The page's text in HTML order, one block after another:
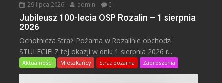
29 lipca 2026 admin 0
Jubileusz 100-lecia OSP Rozalin – 1 sierpnia
2026
Ochotnicza Straż Pożarna w Rozalinie obchodzi
STULECIE! Z tej okazji w dniu 1 sierpnia 2026 r....
Aktualności Mieszkańcy Straż pożarna Zaproszenia